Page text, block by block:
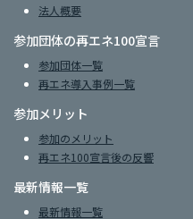
法人概要
参加団体の再エネ100宣言
参加団体一覧
再エネ導入事例一覧
参加メリット
参加のメリット
再エネ100宣言後の反響
最新情報一覧
最新情報一覧